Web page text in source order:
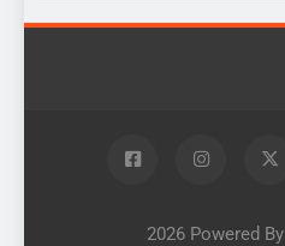
2026 Powered By